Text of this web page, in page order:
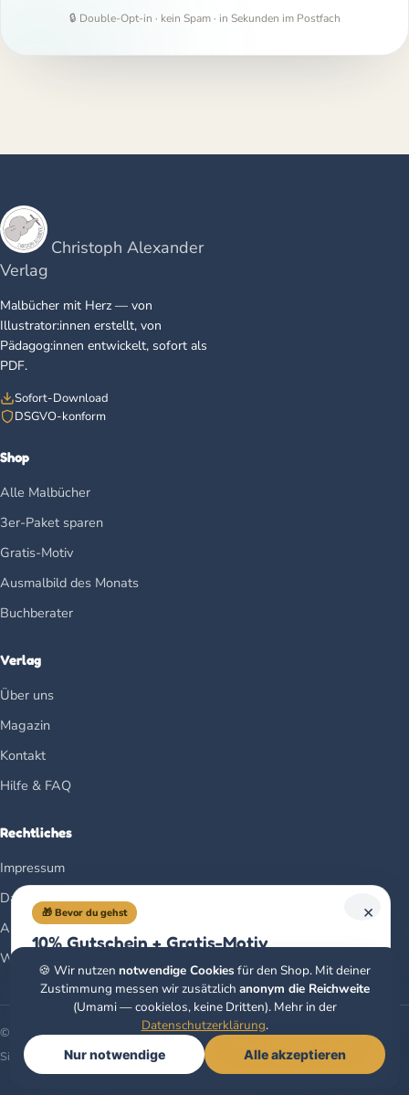
🔒 Double-Opt-in · kein Spam · in Sekunden im Postfach
Christoph Alexander
Verlag
Malbücher mit Herz — von
Illustrator:innen erstellt, von
Pädagog:innen entwickelt, sofort als
PDF.
Sofort-Download
DSGVO-konform
Shop
Alle Malbücher
3er-Paket sparen
Gratis-Motiv
Ausmalbild des Monats
Buchberater
Verlag
Über uns
Magazin
Kontakt
Hilfe & FAQ
Rechtliches
Impressum
Datenschutz
AGB
Widerrufsbelehrung
© 2026 Christoph Alexander Verlag e.U. · Klagenfurt, Österreich
Sicher bezahlen mit
×
🎁 Bevor du gehst
10% Gutschein + Gratis-Motiv
Unser Newsletter: jeden Monat ein Gratis-Ausmalbild,
Neues aus dem Verlag & ein 10%-Gutschein auf deine erste
Bestellung. Kein Spam.
🧭 Buchberater
🍪 Wir nutzen notwendige Cookies für den Shop. Mit deiner
Zustimmung messen wir zusätzlich anonym die Reichweite
(Umami — cookielos, keine Dritten). Mehr in der
Datenschutzerklärung.
Nur notwendige Alle akzeptieren